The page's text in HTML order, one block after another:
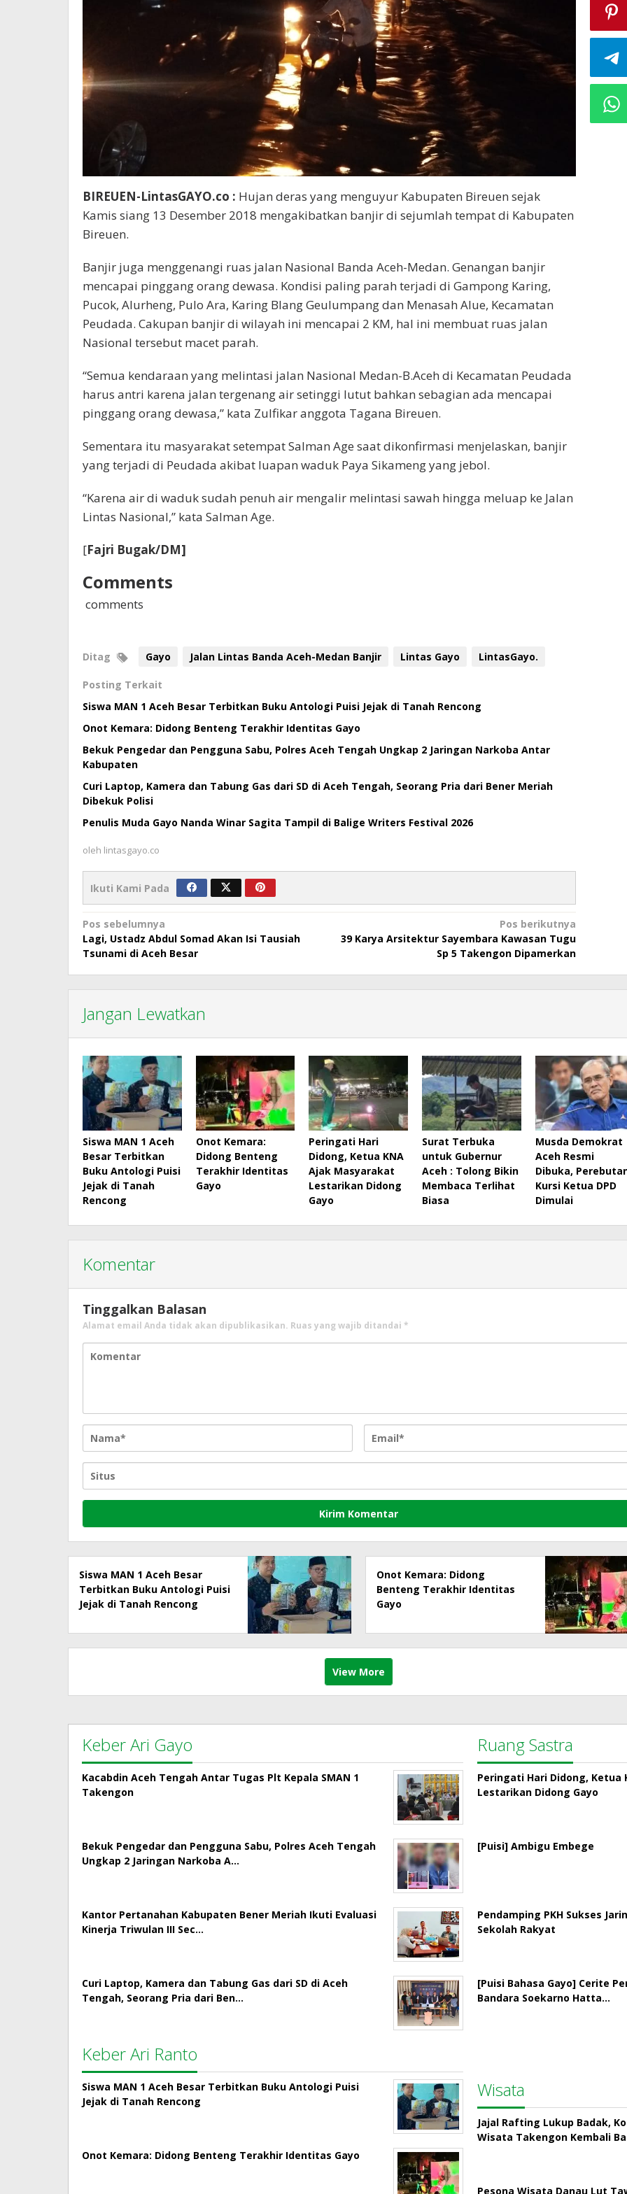
BIREUEN-LintasGAYO.co : Hujan deras yang menguyur Kabupaten Bireuen sejak
Kamis siang 13 Desember 2018 mengakibatkan banjir di sejumlah tempat di Kabupaten
Bireuen.
Banjir juga menggenangi ruas jalan Nasional Banda Aceh-Medan. Genangan banjir
mencapai pinggang orang dewasa. Kondisi paling parah terjadi di Gampong Karing,
Pucok, Alurheng, Pulo Ara, Karing Blang Geulumpang dan Menasah Alue, Kecamatan
Peudada. Cakupan banjir di wilayah ini mencapai 2 KM, hal ini membuat ruas jalan
Nasional tersebut macet parah.
“Semua kendaraan yang melintasi jalan Nasional Medan-B.Aceh di Kecamatan Peudada
harus antri karena jalan tergenang air setinggi lutut bahkan sebagian ada mencapai
pinggang orang dewasa,” kata Zulfikar anggota Tagana Bireuen.
Sementara itu masyarakat setempat Salman Age saat dikonfirmasi menjelaskan, banjir
yang terjadi di Peudada akibat luapan waduk Paya Sikameng yang jebol.
“Karena air di waduk sudah penuh air mengalir melintasi sawah hingga meluap ke Jalan
Lintas Nasional,” kata Salman Age.
[Fajri Bugak/DM]
Comments
comments
Ditag Gayo Jalan Lintas Banda Aceh-Medan Banjir Lintas Gayo LintasGayo.
Posting Terkait
Siswa MAN 1 Aceh Besar Terbitkan Buku Antologi Puisi Jejak di Tanah Rencong
Onot Kemara: Didong Benteng Terakhir Identitas Gayo
Bekuk Pengedar dan Pengguna Sabu, Polres Aceh Tengah Ungkap 2 Jaringan Narkoba Antar
Kabupaten
Curi Laptop, Kamera dan Tabung Gas dari SD di Aceh Tengah, Seorang Pria dari Bener Meriah
Dibekuk Polisi
Penulis Muda Gayo Nanda Winar Sagita Tampil di Balige Writers Festival 2026
oleh lintasgayo.co
Ikuti Kami Pada
Navigasi
pos
Pos sebelumnya
Lagi, Ustadz Abdul Somad Akan Isi Tausiah
Tsunami di Aceh Besar
Pos berikutnya
39 Karya Arsitektur Sayembara Kawasan Tugu
Sp 5 Takengon Dipamerkan
Jangan Lewatkan
Siswa MAN 1 Aceh
Besar Terbitkan
Buku Antologi Puisi
Jejak di Tanah
Rencong
Onot Kemara:
Didong Benteng
Terakhir Identitas
Gayo
Peringati Hari
Didong, Ketua KNA
Ajak Masyarakat
Lestarikan Didong
Gayo
Surat Terbuka
untuk Gubernur
Aceh : Tolong Bikin
Membaca Terlihat
Biasa
Musda Demokrat
Aceh Resmi
Dibuka,
Kursi Ketua DPD
Dimulai
Komentar
Tinggalkan Balasan
Alamat email Anda tidak akan dipublikasikan. Ruas yang wajib ditandai *
Siswa MAN 1 Aceh Besar
Terbitkan Buku Antologi Puisi
Jejak di Tanah Rencong
Onot Kemara: Didong
Benteng Terakhir Identitas
Gayo
View More
Keber Ari Gayo
Kacabdin Aceh Tengah Antar Tugas Plt Kepala SMAN 1
Takengon
Bekuk Pengedar dan Pengguna Sabu, Polres Aceh Tengah
Ungkap 2 Jaringan Narkoba A…
Kantor Pertanahan Kabupaten Bener Meriah Ikuti Evaluasi
Kinerja Triwulan III Sec…
Curi Laptop, Kamera dan Tabung Gas dari SD di Aceh
Tengah, Seorang Pria dari Ben…
Keber Ari Ranto
Siswa MAN 1 Aceh Besar Terbitkan Buku Antologi Puisi
Jejak di Tanah Rencong
Onot Kemara: Didong Benteng Terakhir Identitas Gayo
Ruang Sastra
Peringati Hari Didong, Ketua
Lestarikan Didong Gayo
[Puisi] Ambigu Embege
Pendamping PKH Sukses
Sekolah Rakyat
[Puisi Bahasa Gayo] Cerite
Bandara Soekarno Hatta…
Wisata
Jajal Rafting Lukup Badak,
Wisata Takengon Kembali
Pesona Wisata Danau Lut